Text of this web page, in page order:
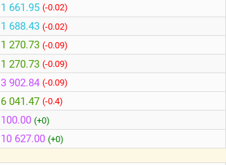
1 661.95 (-0.02)
1 688.43 (-0.02)
1 270.73 (-0.09)
1 270.73 (-0.09)
3 902.84 (-0.09)
6 041.47 (-0.4)
100.00 (+0)
10 627.00 (+0)